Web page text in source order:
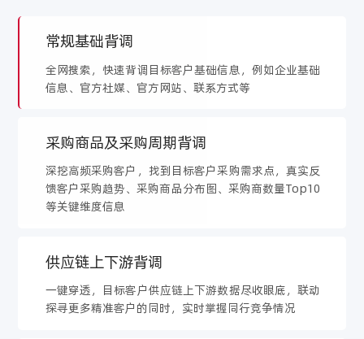
常规基础背调
全网搜索，快速背调目标客户基础信息，例如企业基础
信息、官方社媒、官方网站、联系方式等
采购商品及采购周期背调
深挖高频采购客户，找到目标客户采购需求点，真实反
馈客户采购趋势、采购商品分布图、采购商数量Top10
等关键维度信息
供应链上下游背调
一键穿透，目标客户供应链上下游数据尽收眼底，联动
探寻更多精准客户的同时，实时掌握同行竞争情况